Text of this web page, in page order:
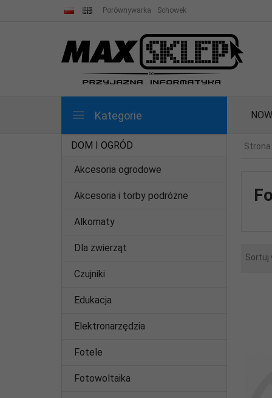
Porównywarka Schowek
Kategorie
DOM I OGRÓD
Akcesoria ogrodowe
Akcesoria i torby podróżne
Alkomaty
Dla zwierząt
Czujniki
Edukacja
Elektronarzędzia
Fotele
Fotowoltaika
Strona
Sortuj